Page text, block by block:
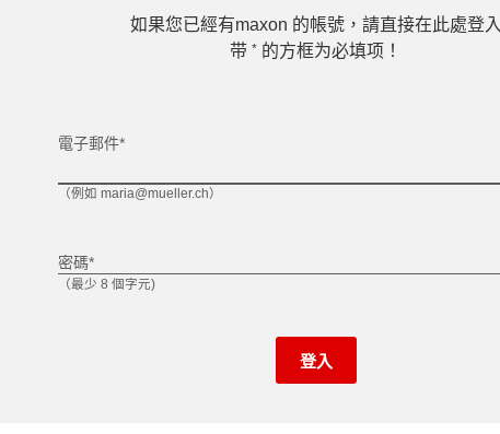
如果您已經有maxon 的帳號，請直接在此處登入
带 * 的方框为必填项！
（例如 maria@mueller.ch）
電子郵件*
（最少 8 個字元)
密碼*
登入